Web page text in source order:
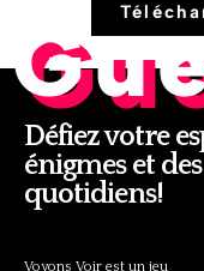
Défiez votre
énigmes et
quotidiens!
Voyons Voir est un jeu